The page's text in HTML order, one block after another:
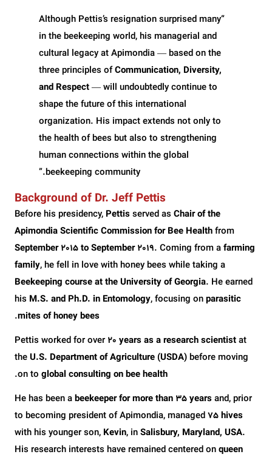
“Although Pettis’s resignation surprised many
in the beekeeping world, his managerial and
cultural legacy at Apimondia — based on the
three principles ofCommunication, Diversity,
and Respect— will undoubtedly continue to
shape the future of this international
organization. His impact extends not only to
the health of bees but also to strengthening
human connections within the global
beekeeping community.”
Background of Dr. Jeff Pettis
Before his presidency, Pettisserved as Chair of the
Apimondia Scientific Commission for Bee Healthfrom
September 2015 to September 2019. Coming from afarming
family, he fell in love with honey bees while taking a
Beekeeping course at the University of Georgia. He earned
his M.S. and Ph.D. in Entomology, focusing onparasitic
mites of honey bees
.
Pettis worked for over 20 years as a research scientistat
theU.S. Department of Agriculture (USDA)before moving
on to global consulting on bee health
.
He has been abeekeeper for more than 35 yearsand, prior
to becoming president of Apimondia, managed75 hives
with his younger son, Kevin, inSalisbury, Maryland, USA.
His research interests have remained centered onqueen